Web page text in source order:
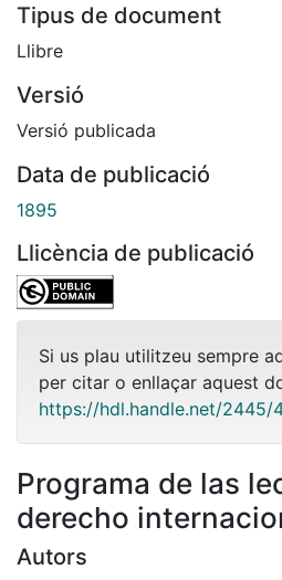
Tipus de document
Llibre
Versió
Versió publicada
Data de publicació
1895
Llicència de publicació
Si us plau utilitzeu sempre
per citar o enllaçar aquest
https://hdl.handle.net/2445/
Programa de las
derecho
Autors